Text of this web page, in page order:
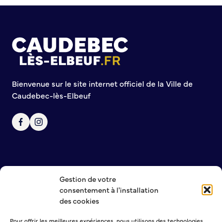
Gestion de votre
consentement à l'installation
des cookies
Bienvenue sur le site internet officiel de la Ville de
Caudebec-lès-Elbeuf
NOUS CONTACTER
MENTIONS LÉGALES
POLITIQUE DE CONFIDENTIALITÉ
Conseil Municipal des Ados (CMA)
Conseil municipal des Sages
Grands projets
Le Centre municipal
La Halle Couverte